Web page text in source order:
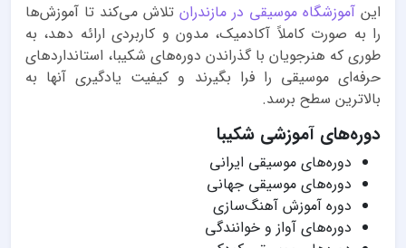
این آموزشگاه موسیقی در مازندران تلاش می‌کند تا آموزش‌ها
را به صورت کاملاً آکادمیک، مدون و کاربردی ارائه دهد، به
طوری که هنرجویان با گذراندن دوره‌های شکیبا، استانداردهای
حرفه‌ای موسیقی را فرا بگیرند و کیفیت یادگیری آنها به
بالاترین سطح برسد.
دوره‌های آموزشی شکیبا
دوره‌های موسیقی ایرانی
دوره‌های موسیقی جهانی
دوره آموزش آهنگ‌سازی
دوره‌های آواز و خوانندگی